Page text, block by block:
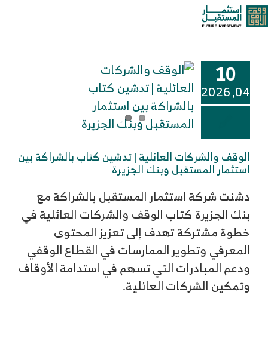
تخطى
إلى
خدماتنا وحلولنا
الوظائف
تواصل معنا
10
04, 2026
الوقف والشركات العائلية | تدشين كتاب بالشراكة بين
استثمار المستقبل وبنك الجزيرة
دشنت شركة استثمار المستقبل بالشراكة مع
بنك الجزيرة كتاب الوقف والشركات العائلية في
خطوة مشتركة تهدف إلى تعزيز المحتوى
المعرفي وتطوير الممارسات في القطاع الوقفي
ودعم المبادرات التي تسهم في استدامة الأوقاف
وتمكين الشركات العائلية.